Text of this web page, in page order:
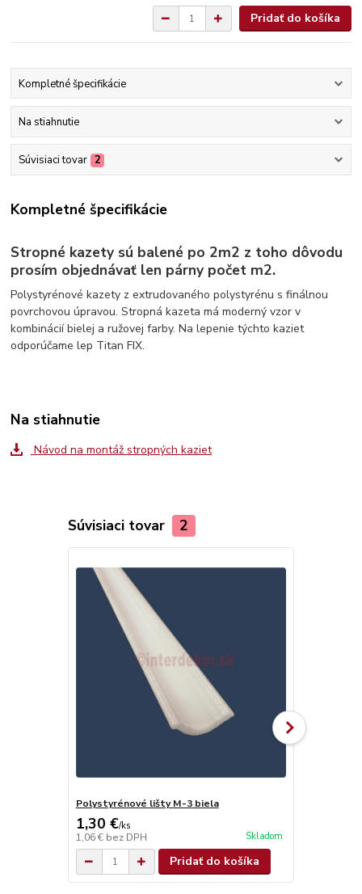
Pridať do košíka
Kompletné špecifikácie
Na stiahnutie
Súvisiaci tovar 2
Kompletné špecifikácie
Stropné kazety sú balené po 2m2 z toho dôvodu
prosím objednávať len párny počet m2.
Polystyrénové kazety z extrudovaného polystyrénu s finálnou
povrchovou úpravou. Stropná kazeta má moderný vzor v
kombinácií bielej a ružovej farby. Na lepenie týchto kaziet
odporúčame lep Titan FIX.
Na stiahnutie
Návod na montáž stropných kaziet
Súvisiaci tovar 2
Polystyrénové lišty M-3 biela
1,30 €/ks
1,06 € bez DPH Skladom
Pridať do košíka